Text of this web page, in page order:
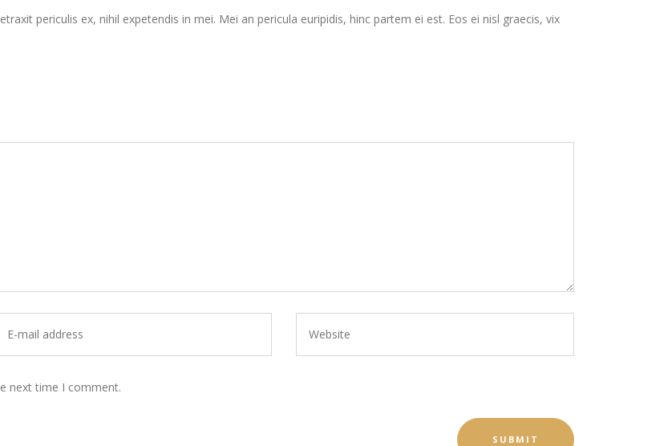
periculis ex, nihil expetendis in mei. Mei an pericula euripidis, hinc partem ei est. Eos ei nisl graecis, vix
next time I comment.